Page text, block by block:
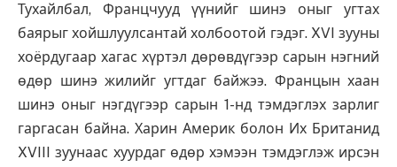
Тухайлбал, Францчууд үүнийг шинэ оныг угтах
баярыг хойшлуулсантай холбоотой гэдэг. XVI зууны
хоёрдугаар хагас хүртэл дөрөвдүгээр сарын нэгний
өдөр шинэ жилийг угтдаг байжээ. Францын хаан
шинэ оныг нэгдүгээр сарын 1-нд тэмдэглэх зарлиг
гаргасан байна. Харин Америк болон Их Британид
XVIII зуунаас хуурдаг өдөр хэмээн тэмдэглэж ирсэн